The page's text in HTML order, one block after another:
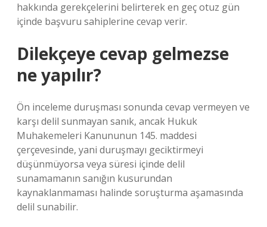
hakkında gerekçelerini belirterek en geç otuz gün
içinde başvuru sahiplerine cevap verir.
Dilekçeye cevap gelmezse
ne yapılır?
Ön inceleme duruşması sonunda cevap vermeyen ve
karşı delil sunmayan sanık, ancak Hukuk
Muhakemeleri Kanununun 145. maddesi
çerçevesinde, yani duruşmayı geciktirmeyi
düşünmüyorsa veya süresi içinde delil
sunamamanın sanığın kusurundan
kaynaklanmaması halinde soruşturma aşamasında
delil sunabilir.